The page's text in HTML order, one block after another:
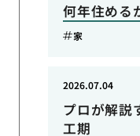
何年住める
家
プロが解説
工期
2026.07.04